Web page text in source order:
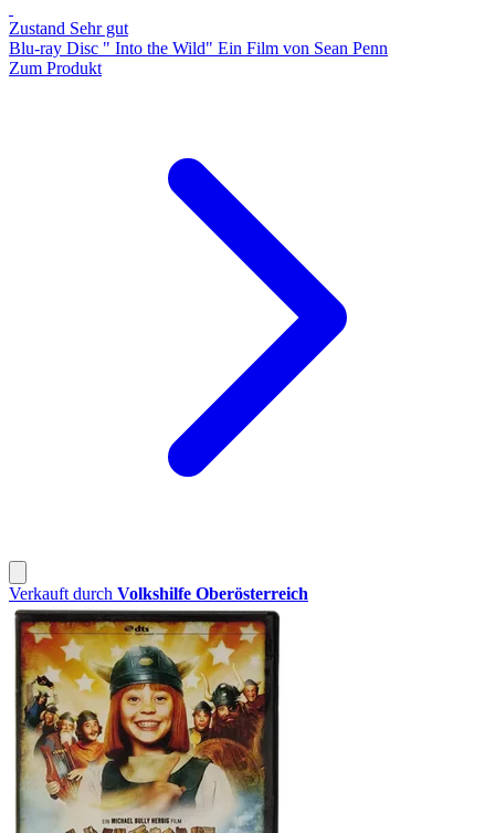
Zustand Sehr gut
Blu-ray Disc " Into the Wild" Ein Film von Sean Penn
Zum Produkt
Verkauft durch Volkshilfe Oberösterreich